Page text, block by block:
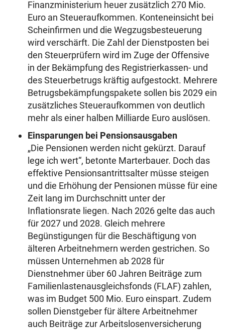
Finanzministerium heuer zusätzlich 270 Mio.
Euro an Steueraufkommen. Konteneinsicht bei
Scheinfirmen und die Wegzugsbesteuerung
wird verschärft. Die Zahl der Dienstposten bei
den Steuerprüfern wird im Zuge der Offensive
in der Bekämpfung des Registrierkassen- und
des Steuerbetrugs kräftig aufgestockt. Mehrere
Betrugsbekämpfungspakete sollen bis 2029 ein
zusätzliches Steueraufkommen von deutlich
mehr als einer halben Milliarde Euro auslösen.
Einsparungen bei Pensionsausgaben
„Die Pensionen werden nicht gekürzt. Darauf
lege ich wert“, betonte Marterbauer. Doch das
effektive Pensionsantrittsalter müsse steigen
und die Erhöhung der Pensionen müsse für eine
Zeit lang im Durchschnitt unter der
Inflationsrate liegen. Nach 2026 gelte das auch
für 2027 und 2028. Gleich mehrere
Begünstigungen für die Beschäftigung von
älteren Arbeitnehmern werden gestrichen. So
müssen Unternehmen ab 2028 für
Dienstnehmer über 60 Jahren Beiträge zum
Familienlastenausgleichsfonds (FLAF) zahlen,
was im Budget 500 Mio. Euro einspart. Zudem
sollen Dienstgeber für ältere Arbeitnehmer
auch Beiträge zur Arbeitslosenversicherung